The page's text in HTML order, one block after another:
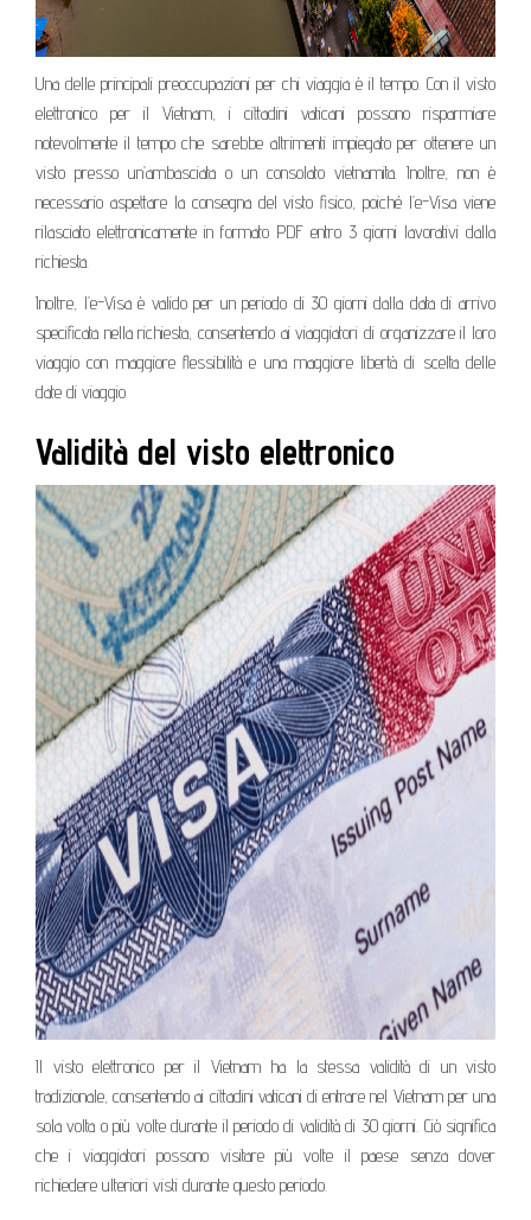
Una delle principali preoccupazioni per chi viaggia è il tempo. Con il visto
elettronico per il Vietnam, i cittadini vaticani possono risparmiare
notevolmente il tempo che sarebbe altrimenti impiegato per ottenere un
visto presso un’ambasciata o un consolato vietnamita. Inoltre, non è
necessario aspettare la consegna del visto fisico, poiché l’e-Visa viene
rilasciato elettronicamente in formato PDF entro 3 giorni lavorativi dalla
richiesta.
Inoltre, l’e-Visa è valido per un periodo di 30 giorni dalla data di arrivo
specificata nella richiesta, consentendo ai viaggiatori di organizzare il loro
viaggio con maggiore flessibilità e una maggiore libertà di scelta delle
date di viaggio.
Validità del visto elettronico
Il visto elettronico per il Vietnam ha la stessa validità di un visto
tradizionale, consentendo ai cittadini vaticani di entrare nel Vietnam per una
sola volta o più volte durante il periodo di validità di 30 giorni. Ciò significa
che i viaggiatori possono visitare più volte il paese senza dover
richiedere ulteriori visti durante questo periodo.